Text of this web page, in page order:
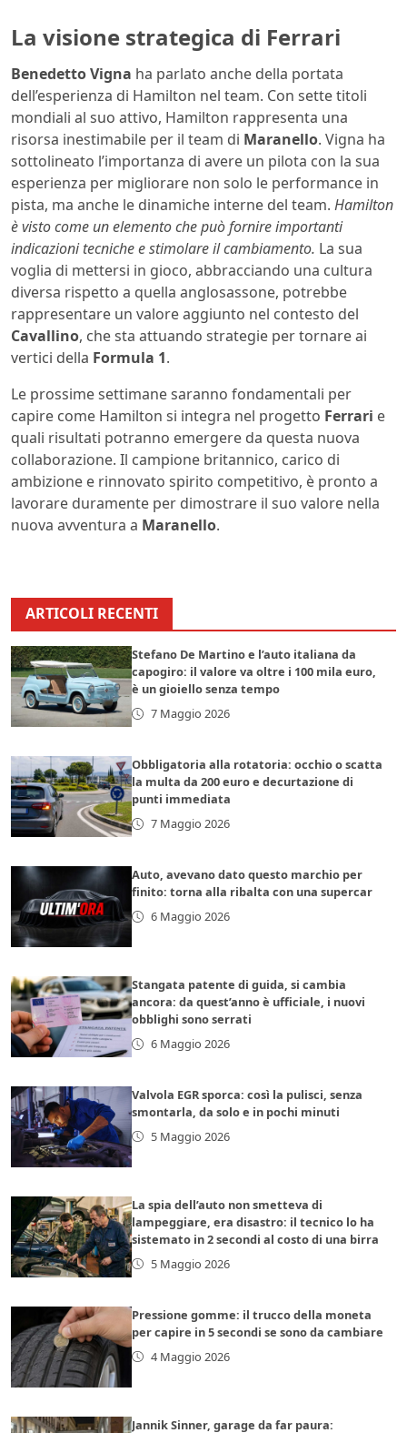
La visione strategica di Ferrari
Benedetto Vigna ha parlato anche della portata
dell’esperienza di Hamilton nel team. Con sette titoli
mondiali al suo attivo, Hamilton rappresenta una
risorsa inestimabile per il team di Maranello. Vigna ha
sottolineato l’importanza di avere un pilota con la sua
esperienza per migliorare non solo le performance in
pista, ma anche le dinamiche interne del team. Hamilton
è visto come un elemento che può fornire importanti
indicazioni tecniche e stimolare il cambiamento. La sua
voglia di mettersi in gioco, abbracciando una cultura
diversa rispetto a quella anglosassone, potrebbe
rappresentare un valore aggiunto nel contesto del
Cavallino, che sta attuando strategie per tornare ai
vertici della Formula 1.
Le prossime settimane saranno fondamentali per
capire come Hamilton si integra nel progetto Ferrari e
quali risultati potranno emergere da questa nuova
collaborazione. Il campione britannico, carico di
ambizione e rinnovato spirito competitivo, è pronto a
lavorare duramente per dimostrare il suo valore nella
nuova avventura a Maranello.
ARTICOLI RECENTI
Stefano De Martino e l’auto italiana da
capogiro: il valore va oltre i 100 mila euro,
è un gioiello senza tempo
7 Maggio 2026
Obbligatoria alla rotatoria: occhio o scatta
la multa da 200 euro e decurtazione di
punti immediata
7 Maggio 2026
Auto, avevano dato questo marchio per
finito: torna alla ribalta con una supercar
6 Maggio 2026
Stangata patente di guida, si cambia
ancora: da quest’anno è ufficiale, i nuovi
obblighi sono serrati
6 Maggio 2026
Valvola EGR sporca: così la pulisci, senza
smontarla, da solo e in pochi minuti
5 Maggio 2026
La spia dell’auto non smetteva di
lampeggiare, era disastro: il tecnico lo ha
sistemato in 2 secondi al costo di una birra
5 Maggio 2026
Pressione gomme: il trucco della moneta
per capire in 5 secondi se sono da cambiare
4 Maggio 2026
Jannik Sinner, garage da far paura: